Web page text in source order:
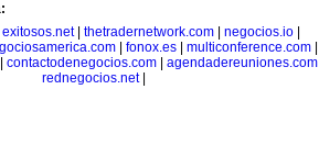
exitosos.net| thetradernetwork.com negocios.io
fonox.es multiconference.com
contactodenegocios.com agendadereuniones.com
rednegocios.net|